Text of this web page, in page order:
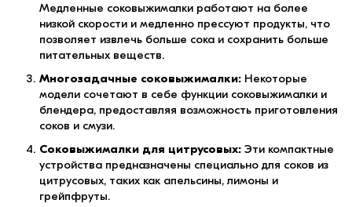
Медленные соковыжималки работают на более
низкой скорости и медленно прессуют продукты, что
позволяет извлечь больше сока и сохранить больше
питательных веществ.
Многозадачные соковыжималки: Некоторые
модели сочетают в себе функции соковыжималки и
блендера, предоставляя возможность приготовления
соков и смузи.
Соковыжималки для цитрусовых: Эти компактные
устройства предназначены специально для соков из
цитрусовых, таких как апельсины, лимоны и
грейпфруты.